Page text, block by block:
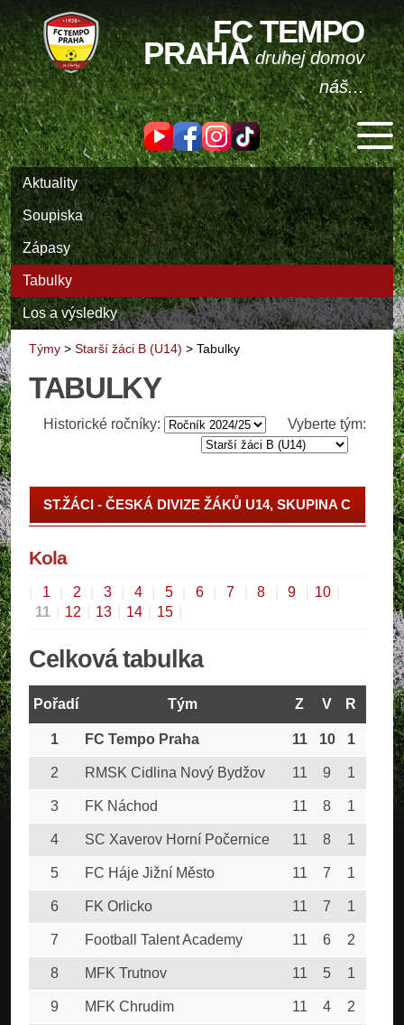
FC TEMPO
PRAHAdruhej domov
náš...
Aktuality
Soupiska
Zápasy
Tabulky
Los a výsledky
Týmy > Starší žáci B (U14) > Tabulky
TABULKY
Historické ročníky: Vyberte tým:
ST.ŽÁCI - ČESKÁ DIVIZE ŽÁKŮ U14, SKUPINA C
Kola
1 2 3 4 5 6 7 8 9 10
11
12 13 14 15
Celková tabulka
Pořadí Tým Z V R
1 FC Tempo Praha 11 10 1
2 RMSK Cidlina Nový Bydžov 11 9 1
3 FK Náchod 11 8 1
4 SC Xaverov Horní Počernice 11 8 1
5 FC Háje Jižní Město 11 7 1
6 FK Orlicko 11 7 1
7 Football Talent Academy 11 6 2
8 MFK Trutnov 11 5 1
9 MFK Chrudim 11 4 2